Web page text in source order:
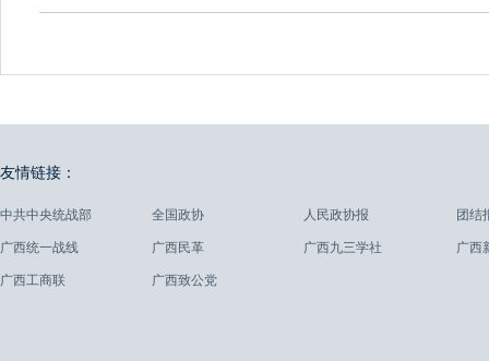
友情链接：
中共中央统战部 全国政协 人民政协报 团结
广西统一战线 广西民革 广西九三学社 广西
广西工商联 广西致公党